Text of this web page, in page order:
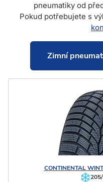
pneumatiky od
Pokud potřebujete s
Zimní
CONTINENTAL